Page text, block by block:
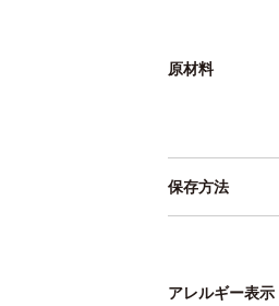
原材料
保存方法
アレルギー表示